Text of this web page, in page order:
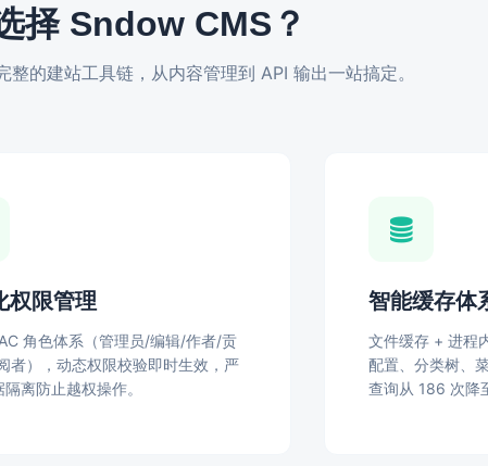
择 Sndow CMS？
的建站工具链，从内容管理到 API 输出一站搞定。
权限管理
角色体系（管理员/编辑/作者/贡
者），动态权限校验即时生效，严
离防止越权操作。
智能缓存体
文件缓存 + 进程
配置、分类树、
查询从 186 次降